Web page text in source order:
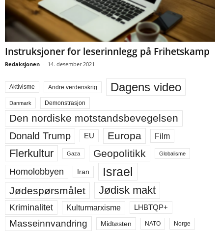
Instruksjoner for leserinnlegg på Frihetskamp
Redaksjonen - 14. desember 2021
Aktivisme Andre verdenskrig Dagens video
Danmark Demonstrasjon
Den nordiske motstandsbevegelsen
Donald Trump EU Europa Film
Flerkultur Gaza Geopolitikk Globalisme
Homolobbyen Iran Israel
Jødespørsmålet Jødisk makt
Kriminalitet Kulturmarxisme LHBTQP+
Masseinnvandring Midtøsten NATO Norge